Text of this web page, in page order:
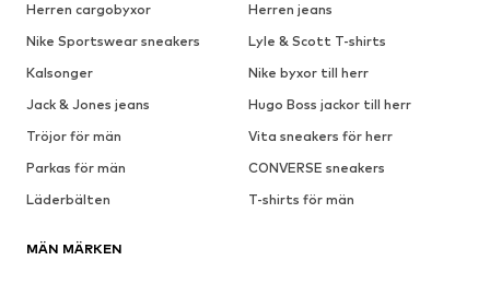
Herren cargobyxor
Herren jeans
Nike Sportswear sneakers
Lyle & Scott T-shirts
Kalsonger
Nike byxor till herr
Jack & Jones jeans
Hugo Boss jackor till herr
Tröjor för män
Vita sneakers för herr
Parkas för män
CONVERSE sneakers
Läderbälten
T-shirts för män
MÄN MÄRKEN